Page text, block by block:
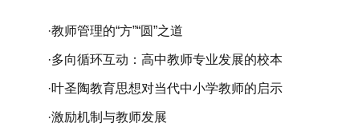
·教师管理的“方”“圆”之道
·多向循环互动：高中教师专业发展的校本
研修探究
·叶圣陶教育思想对当代中小学教师的启示
·激励机制与教师发展